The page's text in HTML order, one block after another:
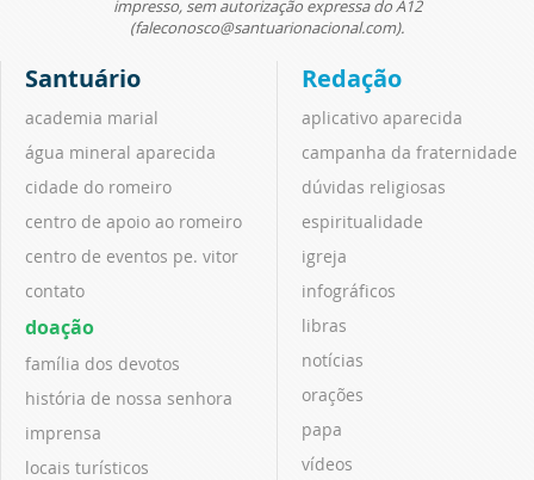
impresso, sem autorização expressa do A12
(faleconosco@santuarionacional.com).
Santuário
academia marial
água mineral aparecida
cidade do romeiro
centro de apoio ao romeiro
centro de eventos pe. vitor
contato
doação
família dos devotos
história de nossa senhora
imprensa
locais turísticos
Redação
aplicativo aparecida
campanha da fraternidade
dúvidas religiosas
espiritualidade
igreja
infográficos
libras
notícias
orações
papa
vídeos